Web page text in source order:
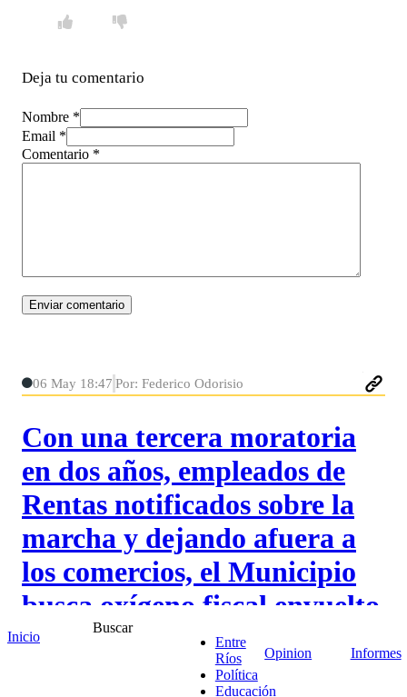
Deja tu comentario
Nombre *
Email *
Comentario *
06 May 18:47 Por: Federico Odorisio
Con una tercera moratoria
en dos años, empleados de
Rentas notificados sobre la
marcha y dejando afuera a
los comercios, el Municipio
busca oxígeno fiscal envuelto
en viejas contradicciones
El Concejo Deliberante de Concordia sancionó el
Inicio
Buscar
Entre
Ríos
Política
Educación
Opinion Informes